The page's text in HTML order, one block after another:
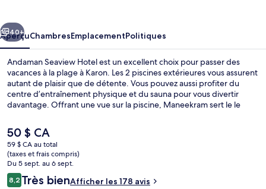
Suivant
40+
AperçuChambresEmplacementPolitiques
Andaman Seaview Hotel est un excellent choix pour passer des
vacances à la plage à Karon. Les 2 piscines extérieures vous assurent
autant de plaisir que de détente. Vous pouvez aussi profiter du
centre d’entraînement physique et du sauna pour vous divertir
davantage. Offrant une vue sur la piscine, Maneekram sert le le
figurent un bar attenant à la piscine, piscine pour enfants et jardin.
Le
prix
actuel
est
de 50 $ CA
50 $ CA
59 $ CA au total
(taxes et frais compris)
Du 5 sept. au 6 sept.
Avis
8,28,2 sur 10 –
Très bienAfficher les 178 avis